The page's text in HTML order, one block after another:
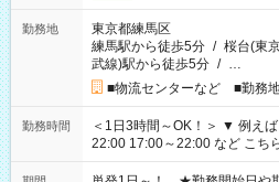
勤務地
東京都練馬区
練馬駅から徒歩5分 / 桜台(東
武線)駅から徒歩5分 / …
■物流センターなど ■勤務
勤務時間
＜1日3時間～OK！＞ ▼ 例えば… ▼ 15:00～18:00 15:00～
22:00 17:00～22:00 など こちら以外の時間もお気軽にご相談く
ださい！